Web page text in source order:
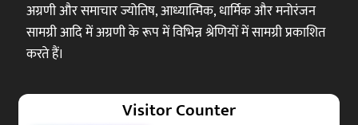
अग्रणी और समाचार ज्योतिष, आध्यात्मिक, धार्मिक और मनोरंजन
सामग्री आदि में अग्रणी के रूप में विभिन्न श्रेणियों में सामग्री प्रकाशित
करते हैं।
Visitor Counter